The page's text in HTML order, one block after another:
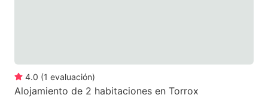
4.0 (1 evaluación)
Alojamiento de 2 habitaciones en Torrox